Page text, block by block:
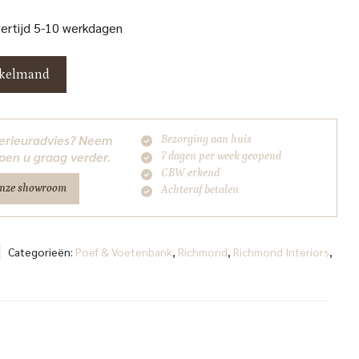
5-10 werkdagen
Neem
u graag verder.
showroom
Bezorging aan huis
7 dagen per week geopend
CBW erkend
Achteraf betalen
Categorieën: Poef & Voetenbank, Richmond, Richmond Interiors,